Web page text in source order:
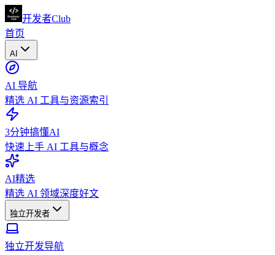
开发者Club
首页
AI
AI 导航
精选 AI 工具与资源索引
3分钟搞懂AI
快速上手 AI 工具与概念
AI精选
精选 AI 领域深度好文
独立开发者
独立开发导航